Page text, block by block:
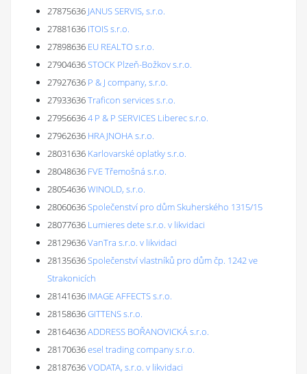
27875636 JANUS SERVIS, s.r.o.
27881636 ITOIS s.r.o.
27898636 EU REALTO s.r.o.
27904636STOCK Plzeň-Božkov s.r.o.
27927636 P & J company, s.r.o.
27933636Traficon services s.r.o.
279566364 P & P SERVICES Liberec s.r.o.
27962636 HRAJNOHA s.r.o.
28031636 Karlovarské oplatky s.r.o.
28048636 FVE Třemošná s.r.o.
28054636WINOLD, s.r.o.
28060636Společenství pro dům Skuherského 1315/15
28077636 Lumieres dete s.r.o. v likvidaci
28129636VanTra s.r.o. v likvidaci
28135636Společenství vlastníků pro dům čp. 1242 ve
Strakonicích
28141636 IMAGE AFFECTS s.r.o.
28158636GITTENS s.r.o.
28164636ADDRESS BOŘANOVICKÁ s.r.o.
28170636esel trading company s.r.o.
28187636VODATA, s.r.o. v likvidaci